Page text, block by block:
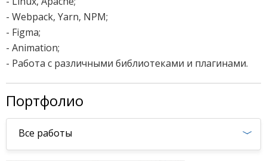
- Webpack, Yarn, NPM;
​- Figma;
- Animation;
- Работа с различными библиотеками и плагинами.
Портфолио
Все работы